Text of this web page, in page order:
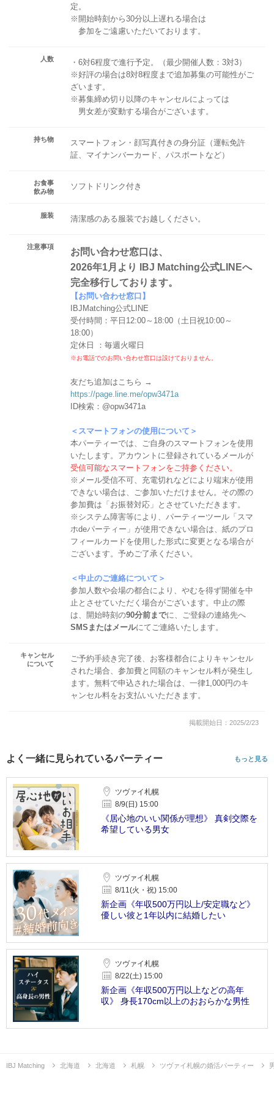
定。
※開始時刻から30分以上遅れる場合は
参加をご遠慮いただいております。
人数
・6対6程度で進行予定。（最少開催人数：3対3）
※好評の場合は8対8程度まで追加募集の可能性がご
ざいます。
※募集締め切り以降のキャンセルによっては
男女差が変動する場合がございます。
持ち物
スマートフォン・顔写真付きの身分証（運転免許
証、マイナンバーカード、パスポートなど）
お食事
飲み物
ソフトドリンク付き
服装 清潔感のある服装でお越しください。
注意事項
お問い合わせ窓口は、
2026年1月より IBJ Matching公式LINEへ
完全移行しております。
【お問い合わせ窓口】
IBJMatching公式LINE
受付時間：平日12:00～18:00（土日祝10:00～
18:00）
定休日 ：毎週火曜日
※お電話でのお問い合わせ窓口は設けておりません。
友だち追加はこちら →
https://page.line.me/opw3471a
ID検索：@opw3471a
＜スマートフォンの使用について＞
本パーティーでは、ご自身のスマートフォンを使用
いたします。アカウントに登録されているメールが
受信可能なスマートフォンをご持参ください。
※メール受信不可、充電切れなどにより端末が使用
できない場合は、ご参加いただけません。その際の
参加費は「お振替対応」とさせていただきます。
※システム障害等により、パーティーツール「スマ
ホdeパーティー」が使用できない場合は、紙のプロ
フィールカードを使用した形式に変更となる場合が
ございます。予めご了承ください。
＜中止のご連絡について＞
参加人数や会場の都合により、やむを得ず開催を中
止とさせていただく場合がございます。中止の際
は、開始時刻の90分前までに、ご登録の連絡先へ
SMSまたはメールにてご連絡いたします。
キャンセル
について
ご予約手続き完了後、お客様都合によりキャンセル
された場合、参加費と同額のキャンセル料が発生し
ます。無料で申込された場合は、一律1,000円のキ
ャンセル料をお支払いいただきます。
掲載開始日：2025/2/23
よく一緒に見られているパーティー もっと見る
ツヴァイ札幌
8/9(日) 15:00
《居心地のいい関係が理想》 真剣交際を
希望している男女
ツヴァイ札幌
8/11(火・祝) 15:00
新企画《年収500万円以上/安定職など》
優しい彼と1年以内に結婚したい
ツヴァイ札幌
8/22(土) 15:00
新企画《年収500万円以上などの高年
収》 身長170cm以上のおおらかな男性
IBJ Matching 北海道 北海道 札幌 ツヴァイ札幌の婚活パーティー